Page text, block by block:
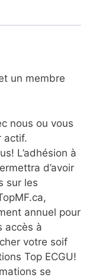
un membre
nous ou vous
actif.
L’adhésion à
d’avoir
sur les
annuel pour
accès à
votre soif
Top ECGU!
se